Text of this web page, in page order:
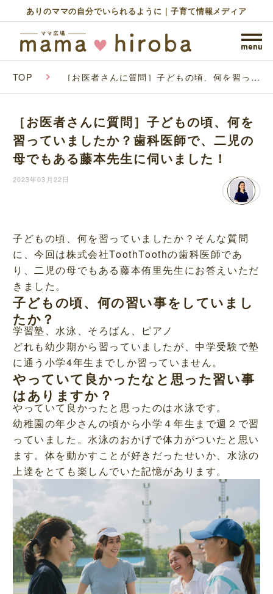
ありのママの自分でいられるように｜子育て情報メディア
TOP ［お医者さんに質問］子どもの頃、何を習って
本先生に伺いました！
［お医者さんに質問］子どもの頃、何を
習っていましたか？歯科医師で、二児の
母でもある藤本先生に伺いました！
2023年03月22日
子どもの頃、何を習っていましたか？そんな質問
に、今回は株式会社ToothToothの歯科医師であ
り、二児の母でもある藤本侑里先生にお答えいただ
きました。
子どもの頃、何の習い事をしていまし
たか？
学習塾、水泳、そろばん、ピアノ
どれも幼少期から習っていましたが、中学受験で塾
に通う小学4年生までしか習っていません。
やっていて良かったなと思った習い事
はありますか？
やっていて良かったと思ったのは水泳です。
幼稚園の年少さんの頃から小学４年生まで週２で習
っていました。水泳のおかげで体力がついたと思い
ます。体を動かすことが好きだったせいか、水泳の
上達をとても楽しんでいた記憶があります。